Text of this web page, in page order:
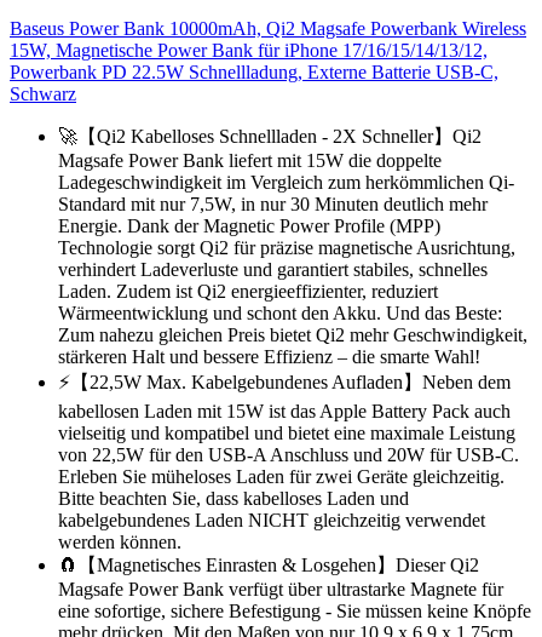
Baseus Power Bank 10000mAh, Qi2 Magsafe Powerbank Wireless
15W, Magnetische Power Bank für iPhone 17/16/15/14/13/12,
Powerbank PD 22.5W Schnellladung, Externe Batterie USB-C,
Schwarz
🚀【Qi2 Kabelloses Schnellladen - 2X Schneller】Qi2
Magsafe Power Bank liefert mit 15W die doppelte
Ladegeschwindigkeit im Vergleich zum herkömmlichen Qi-
Standard mit nur 7,5W, in nur 30 Minuten deutlich mehr
Energie. Dank der Magnetic Power Profile (MPP)
Technologie sorgt Qi2 für präzise magnetische Ausrichtung,
verhindert Ladeverluste und garantiert stabiles, schnelles
Laden. Zudem ist Qi2 energieeffizienter, reduziert
Wärmeentwicklung und schont den Akku. Und das Beste:
Zum nahezu gleichen Preis bietet Qi2 mehr Geschwindigkeit,
stärkeren Halt und bessere Effizienz – die smarte Wahl!
⚡【22,5W Max. Kabelgebundenes Aufladen】Neben dem
kabellosen Laden mit 15W ist das Apple Battery Pack auch
vielseitig und kompatibel und bietet eine maximale Leistung
von 22,5W für den USB-A Anschluss und 20W für USB-C.
Erleben Sie müheloses Laden für zwei Geräte gleichzeitig.
Bitte beachten Sie, dass kabelloses Laden und
kabelgebundenes Laden NICHT gleichzeitig verwendet
werden können.
🧲【Magnetisches Einrasten & Losgehen】Dieser Qi2
Magsafe Power Bank verfügt über ultrastarke Magnete für
eine sofortige, sichere Befestigung - Sie müssen keine Knöpfe
mehr drücken. Mit den Maßen von nur 10,9 x 6,9 x 1,75cm